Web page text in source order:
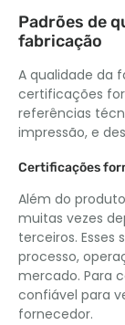
Padrões de
fabricação
A qualidade da
certificações
referências
impressão, e
Certificações
Além do
muitas vezes
terceiros.
processo,
mercado. Para
confiável para
fornecedor.